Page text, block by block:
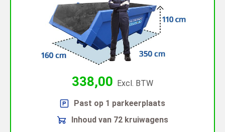
338,00 Excl. BTW
Past op 1 parkeerplaats
Inhoud van 72 kruiwagens